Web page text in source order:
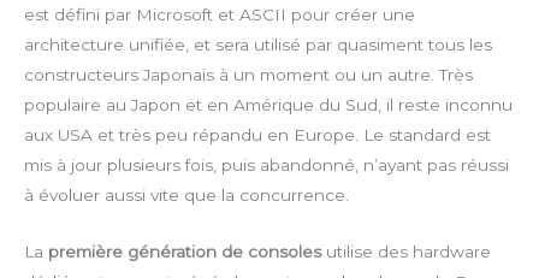
est défini par Microsoft et ASCII pour créer une
architecture unifiée, et sera utilisé par quasiment tous les
constructeurs Japonais à un moment ou un autre. Très
populaire au Japon et en Amérique du Sud, il reste inconnu
aux USA et très peu répandu en Europe. Le standard est
mis à jour plusieurs fois, puis abandonné, n’ayant pas réussi
à évoluer aussi vite que la concurrence.
La première génération de consolesutilise des hardware